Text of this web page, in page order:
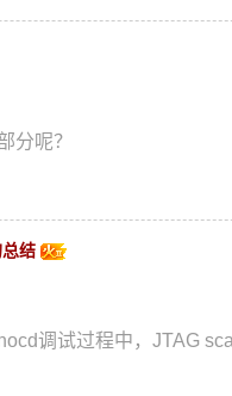
分呢？
结
调试过程中，JTAG